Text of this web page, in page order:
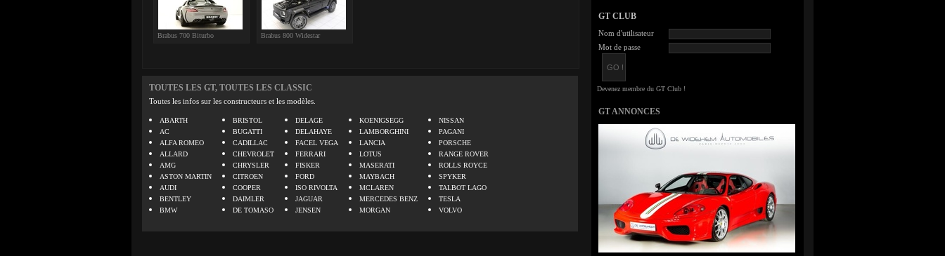
Brabus 700 Biturbo Brabus 800 Widestar
TOUTES LES GT, TOUTES LES CLASSIC
Toutes les infos sur les constructeurs et les modèles.
ABARTH
AC
ALFA ROMEO
ALLARD
AMG
ASTON MARTIN
AUDI
BENTLEY
BMW
BRISTOL
BUGATTI
CADILLAC
CHEVROLET
CHRYSLER
CITROEN
COOPER
DAIMLER
DE TOMASO
DELAGE
DELAHAYE
FACEL VEGA
FERRARI
FISKER
FORD
ISO RIVOLTA
JAGUAR
JENSEN
KOENIGSEGG
LAMBORGHINI
LANCIA
LOTUS
MASERATI
MAYBACH
MCLAREN
MERCEDES BENZ
MORGAN
NISSAN
PAGANI
PORSCHE
RANGE ROVER
ROLLS ROYCE
SPYKER
TALBOT LAGO
TESLA
VOLVO
GT CLUB
Nom d'utilisateur
Mot de passe
GT ANNONCES